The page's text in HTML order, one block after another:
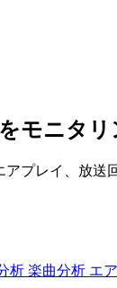
モニタリ
プレイ、放送
析 楽曲分析 エ